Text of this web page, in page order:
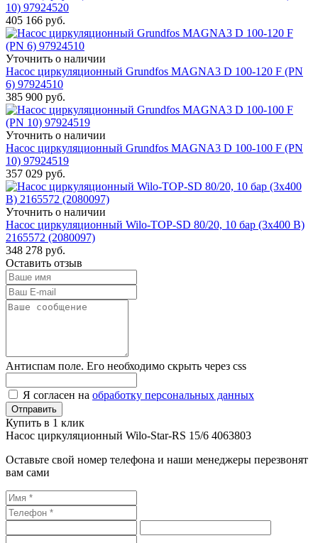
10) 97924520
405 166 руб.
Уточнить о наличии
Насос циркуляционный Grundfos MAGNA3 D 100-120 F (PN
6) 97924510
385 900 руб.
Уточнить о наличии
Насос циркуляционный Grundfos MAGNA3 D 100-100 F (PN
10) 97924519
357 029 руб.
Уточнить о наличии
Насос циркуляционный Wilo-TOP-SD 80/20, 10 бар (3x400 В)
2165572 (2080097)
348 278 руб.
Оставить отзыв
Антиспам поле. Его необходимо скрыть через css
Я согласен на обработку персональных данных
Купить в 1 клик
Насос циркуляционный Wilo-Star-RS 15/6 4063803
Оставьте свой номер телефона и наши менеджеры перезвонят
вам сами